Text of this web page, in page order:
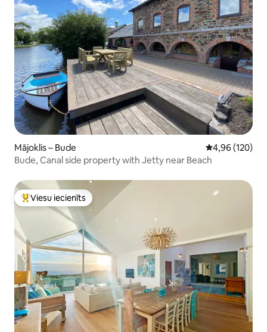
Mājoklis – Bude Vidējais
4,96 (120)
Bude, Canal side property with Jetty near Beach
Populārs viesu iecienīts mājoklis
Viesu iecienīts